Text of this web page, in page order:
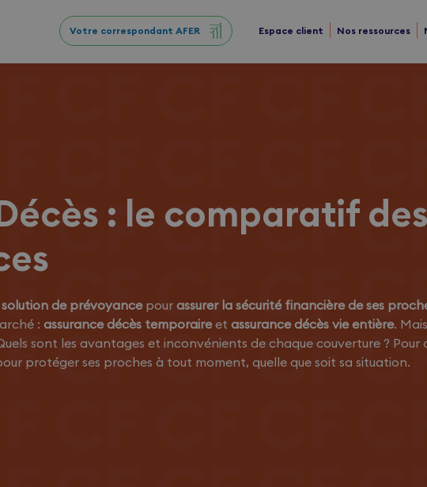
Votre correspondant AFER Espace client Nos ressources
: le comparatif
solution de prévoyancepour assurer la sécurité financière de ses
: assurance décès temporaireet assurance décès vie entière.
sont les avantages et inconvénients de chaque couverture ? Pour
protéger ses proches à tout moment, quelle que soit sa situation.